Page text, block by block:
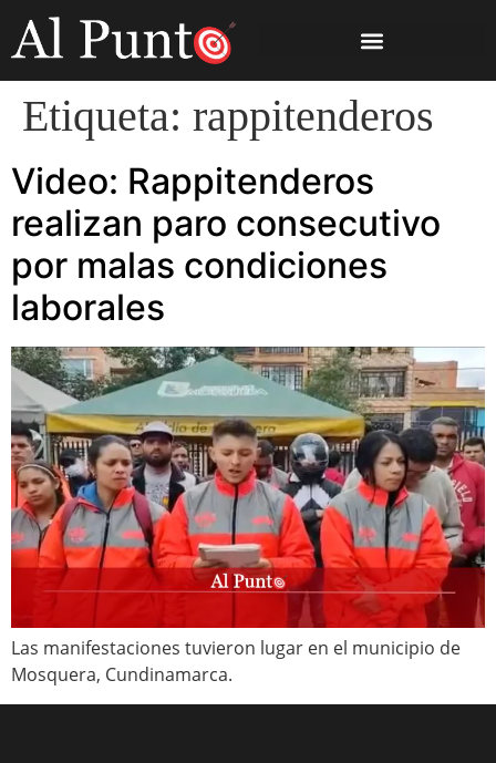
Etiqueta: rappitenderos
Video: Rappitenderos
realizan paro consecutivo
por malas condiciones
laborales
Las manifestaciones tuvieron lugar en el municipio de
Mosquera, Cundinamarca.